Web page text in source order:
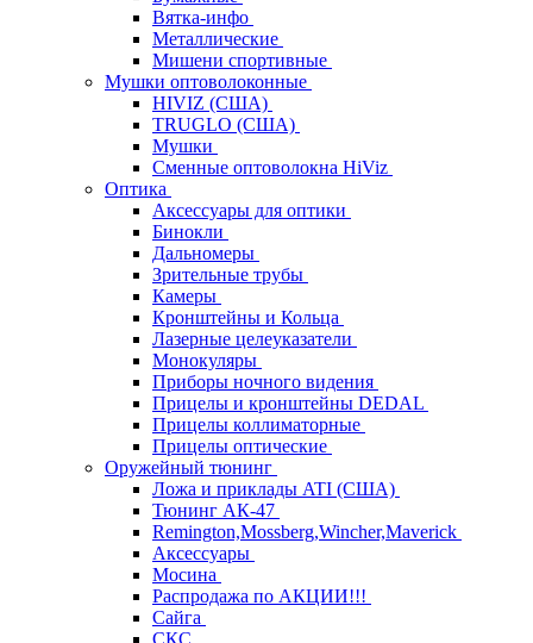
Вятка-инфо
Металлические
Мишени спортивные
Мушки оптоволоконные
HIVIZ (США)
TRUGLO (США)
Мушки
Сменные оптоволокна HiViz
Оптика
Аксессуары для оптики
Бинокли
Дальномеры
Зрительные трубы
Камеры
Кронштейны и Кольца
Лазерные целеуказатели
Монокуляры
Приборы ночного видения
Прицелы и кронштейны DEDAL
Прицелы коллиматорные
Прицелы оптические
Оружейный тюнинг
Ложа и приклады ATI (США)
Тюнинг АК-47
Remington,Mossberg,Wincher,Maverick
Аксессуары
Мосина
Распродажа по АКЦИИ!!!
Сайга
СКС